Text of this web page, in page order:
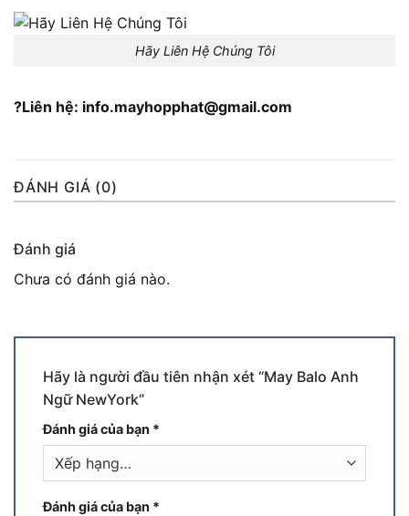
Hãy Liên Hệ Chúng Tôi
?Liên hệ: info.mayhopphat@gmail.com
ĐÁNH GIÁ (0)
Đánh giá
Chưa có đánh giá nào.
Hãy là người đầu tiên nhận xét “May Balo Anh
Ngữ NewYork”
Đánh giá của bạn *
Đánh giá của bạn *